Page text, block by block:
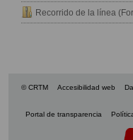
Recorrido de la línea
© CRTM Accesibilidad web
Portal de transparencia